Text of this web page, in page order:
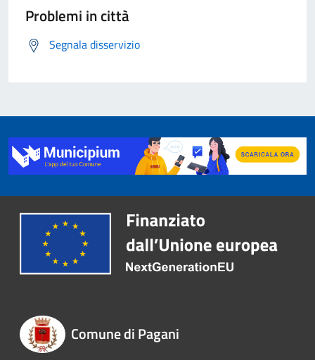
Problemi in città
Segnala disservizio
Comune di Pagani